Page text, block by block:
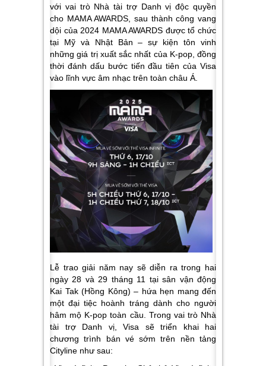
với vai trò Nhà tài trợ Danh vị độc quyền
cho MAMA AWARDS, sau thành công vang
dội của 2024 MAMA AWARDS được tổ chức
tại Mỹ và Nhật Bản – sự kiện tôn vinh
những giá trị xuất sắc nhất của K-pop, đồng
thời đánh dấu bước tiến đầu tiên của Visa
vào lĩnh vực âm nhạc trên toàn châu Á.
Lễ trao giải năm nay sẽ diễn ra trong hai
ngày 28 và 29 tháng 11 tại sân vận động
Kai Tak (Hồng Kông) – hứa hẹn mang đến
một đại tiệc hoành tráng dành cho người
hâm mộ K-pop toàn cầu. Trong vai trò Nhà
tài trợ Danh vị, Visa sẽ triển khai hai
chương trình bán vé sớm trên nền tảng
Cityline như sau: